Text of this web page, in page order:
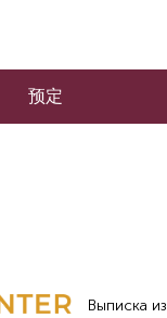
预定
Выписка из